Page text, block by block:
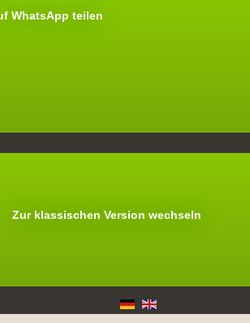
WhatsApp teilen
Zur klassischen Version wechseln